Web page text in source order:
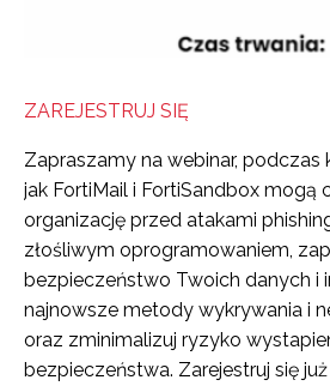
ZAREJESTRUJ SIĘ
Zapraszamy na webinar, podczas
jak FortiMail i FortiSandbox mogą
organizację przed atakami
złośliwym oprogramowaniem,
bezpieczeństwo Twoich danych i
najnowsze metody wykrywania i
oraz zminimalizuj ryzyko
bezpieczeństwa. Zarejestruj się